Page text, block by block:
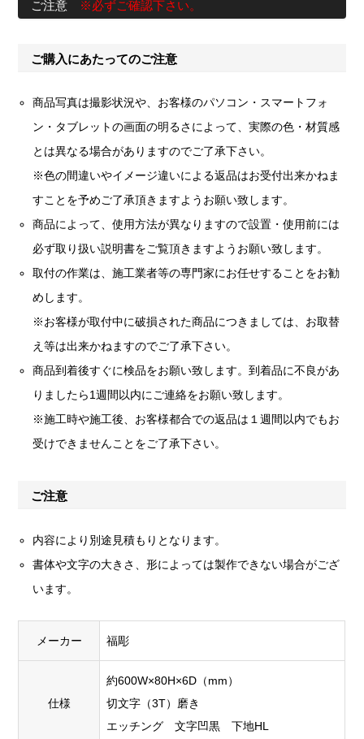
ご注意 ※必ずご確認下さい。
ご購入にあたってのご注意
商品写真は撮影状況や、お客様のパソコン・スマートフォ
ン・タブレットの画面の明るさによって、実際の色・材質感
とは異なる場合がありますのでご了承下さい。
※色の間違いやイメージ違いによる返品はお受付出来かねま
すことを予めご了承頂きますようお願い致します。
商品によって、使用方法が異なりますので設置・使用前には
必ず取り扱い説明書をご覧頂きますようお願い致します。
取付の作業は、施工業者等の専門家にお任せすることをお勧
めします。
※お客様が取付中に破損された商品につきましては、お取替
え等は出来かねますのでご了承下さい。
商品到着後すぐに検品をお願い致します。到着品に不良があ
りましたら1週間以内にご連絡をお願い致します。
※施工時や施工後、お客様都合での返品は１週間以内でもお
受けできませんことをご了承下さい。
ご注意
内容により別途見積もりとなります。
書体や文字の大きさ、形によっては製作できない場合がござ
います。
メーカー 福彫
仕様
約600W×80H×6D（mm）
切文字（3T）磨き
エッチング 文字凹黒 下地HL